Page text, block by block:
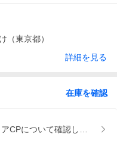
（東京都）
詳細を見る
在庫を確認
CPについて確認しましたか